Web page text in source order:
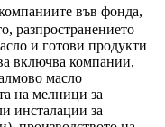
във фонда,
разпространението
и готови продукти
включва компании,
масло
на мелници за
инсталации за